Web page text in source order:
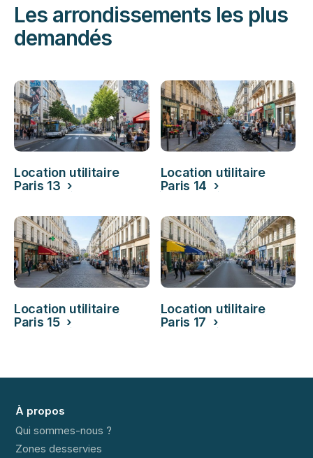
Les arrondissements les plus
demandés
Location utilitaire
Paris 13 ›
Location utilitaire
Paris 14 ›
Location utilitaire
Paris 15 ›
Location utilitaire
Paris 17 ›
À propos
Qui sommes-nous ?
Zones desservies